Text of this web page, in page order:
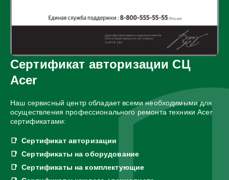
Сертификат авторизации СЦ
Acer
Наш сервисный центр обладает всеми необходимыми для
осуществления профессионального ремонта техники Acer
сертификатами:
Сертификат авторизации
Сертификаты на оборудование
Сертификаты на комплектующие